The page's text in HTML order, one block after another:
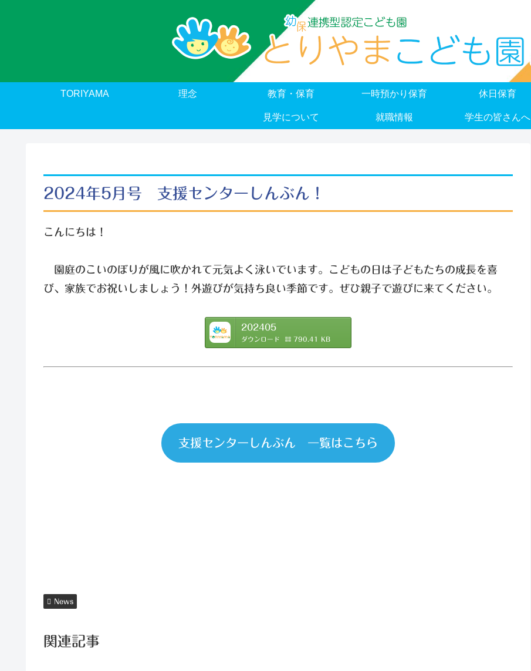
TORIYAMA 理念 教育・保育 一時預かり保育 休日保育
見学について 就職情報 学生の皆さんへ
2024年5月号 支援センターしんぶん！
こんにちは！
園庭のこいのぼりが風に吹かれて元気よく泳いでいます。こどもの日は子どもたちの成長を喜
び、家族でお祝いしましょう！外遊びが気持ち良い季節です。ぜひ親子で遊びに来てください。
202405
ダウンロード 790.41 KB
支援センターしんぶん 一覧はこちら
News
関連記事